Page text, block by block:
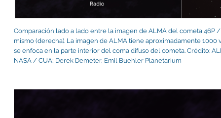
Comparación lado a lado entre la imagen de ALMA del cometa 46P
mismo (derecha). La imagen de ALMA tiene aproximadamente
se enfoca en la parte interior del coma difuso del cometa. Crédito:
NASA / CUA; Derek Demeter, Emil Buehler Planetarium